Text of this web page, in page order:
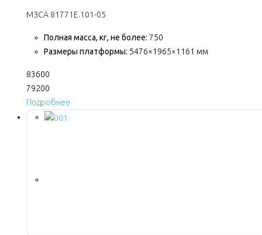
МЗСА 81771E.101-05
Полная масса, кг, не более: 750
Размеры платформы: 5476×1965×1161 мм
83600
79200
Подробнее